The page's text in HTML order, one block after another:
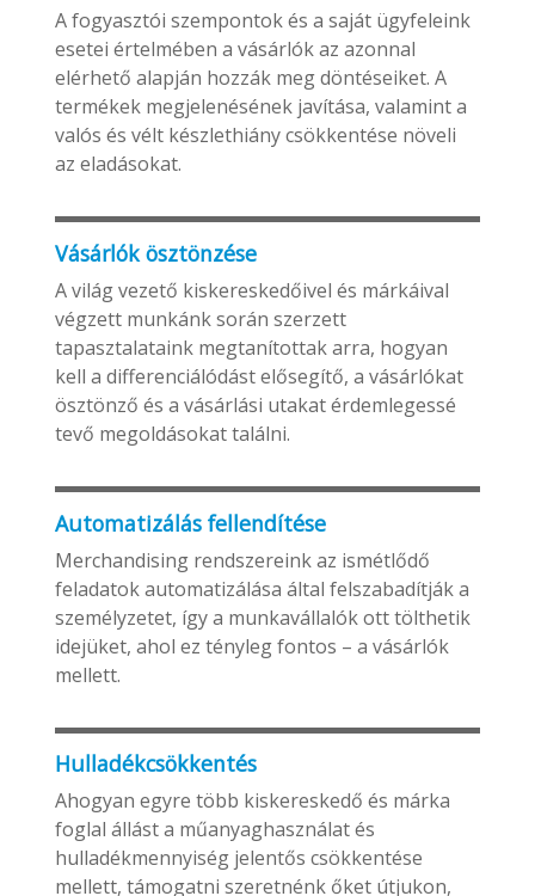
A fogyasztói szempontok és a saját ügyfeleink
esetei értelmében a vásárlók az azonnal
elérhető alapján hozzák meg döntéseiket. A
termékek megjelenésének javítása, valamint a
valós és vélt készlethiány csökkentése növeli
az eladásokat.
Vásárlók ösztönzése
A világ vezető kiskereskedőivel és márkáival
végzett munkánk során szerzett
tapasztalataink megtanítottak arra, hogyan
kell a differenciálódást elősegítő, a vásárlókat
ösztönző és a vásárlási utakat érdemlegessé
tevő megoldásokat találni.
Automatizálás fellendítése
Merchandising rendszereink az ismétlődő
feladatok automatizálása által felszabadítják a
személyzetet, így a munkavállalók ott tölthetik
idejüket, ahol ez tényleg fontos – a vásárlók
mellett.
Hulladékcsökkentés
Ahogyan egyre több kiskereskedő és márka
foglal állást a műanyaghasználat és
hulladékmennyiség jelentős csökkentése
mellett, támogatni szeretnénk őket útjukon,